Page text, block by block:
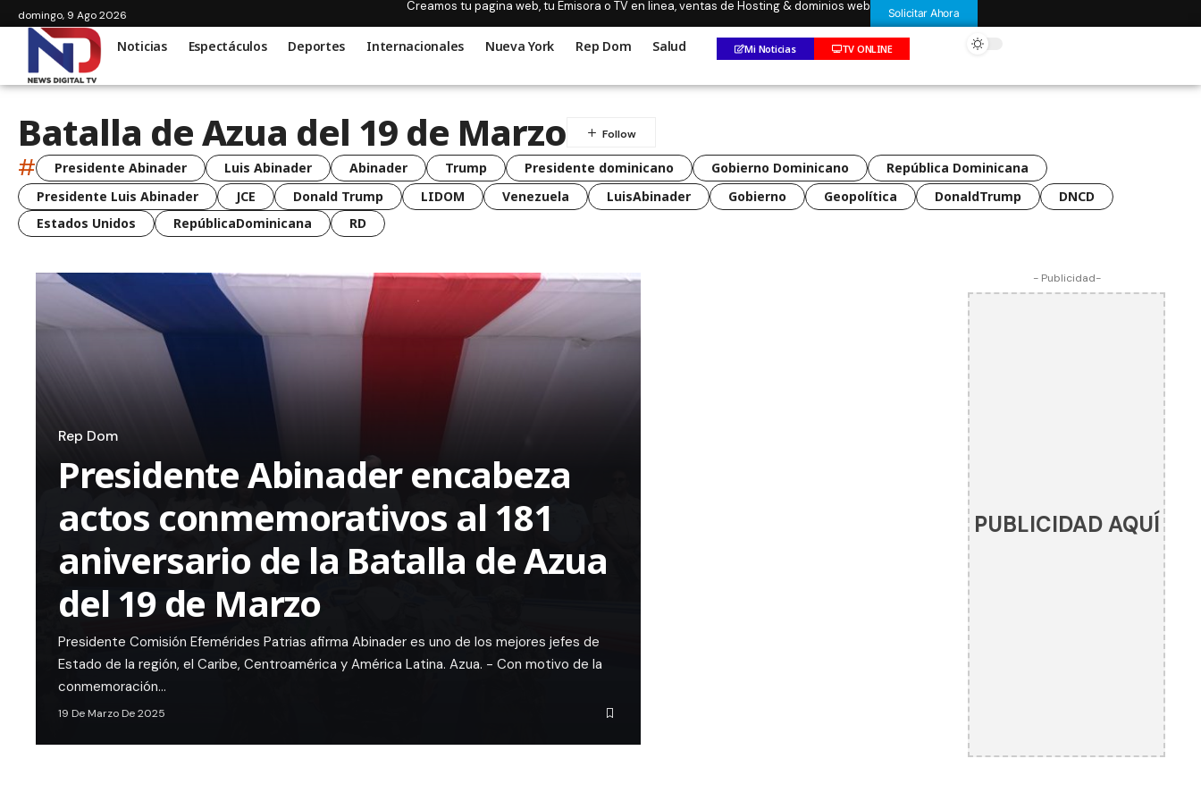
domingo, 9 Ago 2026
Creamos tu pagina web, tu Emisora o TV en linea, ventas de Hosting & dominios web Solicitar Ahora
Noticias Espectáculos Deportes Internacionales Nueva York Rep Dom Salud Mi Noticias TV ONLINE
Batalla de Azua del 19 de Marzo
# Presidente Abinader Luis Abinader Abinader Trump Presidente dominicano Gobierno Dominicano
República Dominicana
Presidente Luis Abinader
JCE Donald Trump LIDOM Venezuela LuisAbinader Gobierno Geopolítica DonaldTrump
DNCD
Estados Unidos
RepúblicaDominicana RD
Rep Dom
Presidente Abinader encabeza
actos conmemorativos al 181
aniversario de la Batalla de Azua
del 19 de Marzo
Presidente Comisión Efemérides Patrias afirma Abinader es uno de los mejores jefes de
Estado de la región, el Caribe, Centroamérica y América Latina. Azua. - Con motivo de la
conmemoración…
19 De Marzo De 2025
- Publicidad-
PUBLICIDAD AQUÍ